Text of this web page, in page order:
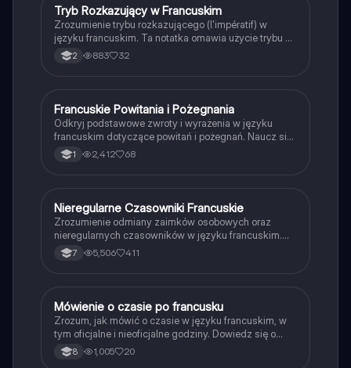
Język francuski
Tryb Rozkazujący w Francuskim
Zrozumienie trybu rozkazującego (l'impératif) w
języku francuskim. Ta notatka omawia użycie trybu w
trzech osobach: tu, nous i vous, oraz przedstawia
przykłady dla różnych grup czasowników, w tym
2 883 32
Język francuski
Francuskie Powitania i Pożegnania
Odkryj podstawowe zwroty i wyrażenia w języku
francuskim dotyczące powitań i pożegnań. Naucz się,
jak się przedstawiać, pytać o samopoczucie oraz
odpowiadać na te pytania. Idealne dla
1 2,412 68
Język francuski
Nieregularne Czasowniki Francuskie
Zrozumienie odmiany zaimków osobowych oraz
nieregularnych czasowników w języku francuskim.
Obejmuje szczegółowe przykłady dla czasowników
'avoir', 'être', 'faire', 'aller' oraz czasowników pierwszej
7 5,506 411
Język francuski
Mówienie o czasie po francusku
Zrozum, jak mówić o czasie w języku francuskim, w
tym oficjalne i nieoficjalne godziny. Dowiedz się o
porach dnia oraz jak poprawnie wyrażać godziny,
takie jak 'czwarta piętnaście' czy 'dziesiąta
8 1,005 20